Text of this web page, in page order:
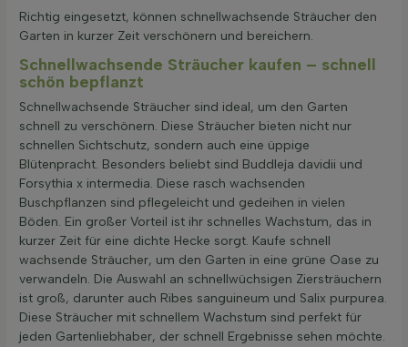
Richtig eingesetzt, können schnellwachsende Sträucher den
Garten in kurzer Zeit verschönern und bereichern.
Schnellwachsende Sträucher kaufen – schnell
schön bepflanzt
Schnellwachsende Sträucher sind ideal, um den Garten
schnell zu verschönern. Diese Sträucher bieten nicht nur
schnellen Sichtschutz, sondern auch eine üppige
Blütenpracht. Besonders beliebt sind Buddleja davidii und
Forsythia x intermedia. Diese rasch wachsenden
Buschpflanzen sind pflegeleicht und gedeihen in vielen
Böden. Ein großer Vorteil ist ihr schnelles Wachstum, das in
kurzer Zeit für eine dichte Hecke sorgt. Kaufe schnell
wachsende Sträucher, um den Garten in eine grüne Oase zu
verwandeln. Die Auswahl an schnellwüchsigen Ziersträuchern
ist groß, darunter auch Ribes sanguineum und Salix purpurea.
Diese Sträucher mit schnellem Wachstum sind perfekt für
jeden Gartenliebhaber, der schnell Ergebnisse sehen möchte.